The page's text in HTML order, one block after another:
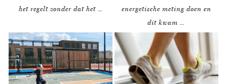
het regelt zonder dat het …
energetische meting doen en
dit kwam …